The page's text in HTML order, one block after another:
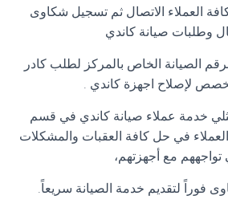
العملاء الاتصال ثم تسجيل شكاوى
وطلبات صيانة كاندي
الصيانة الخاص بالمركز لطلب كادر
لإصلاح اجهزة كاندي .
خدمة عملاء صيانة كاندي في قسم
في حل كافة العقبات والمشكلات
تواجههم مع أجهزتهم،
فوراً لتقديم خدمة الصيانة سريعاً.